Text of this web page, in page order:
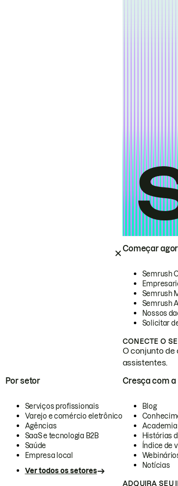
Começar
Semrush
Semrush
Semrush
Nossos
Solicitar
CONECTE O
O conjunto de
assistentes.
Por setor
Serviços profissionais
Varejo e comércio eletrônico
Agências
SaaS e tecnologia B2B
Saúde
Empresa local
Ver todos os setores
Cresça com a
Blog
Academia
Histórias
Índice de
Notícias
ADQUIRA SEU